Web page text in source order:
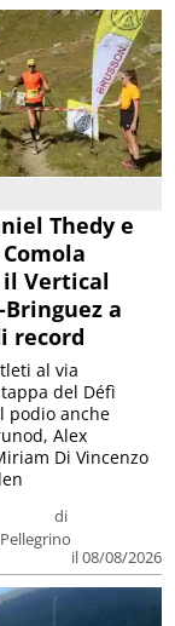
Thedy e
Vertical
Bringuez a
record
di
il 08/08/2026
al via
del Défì
podio anche
Alex
Di Vincenzo